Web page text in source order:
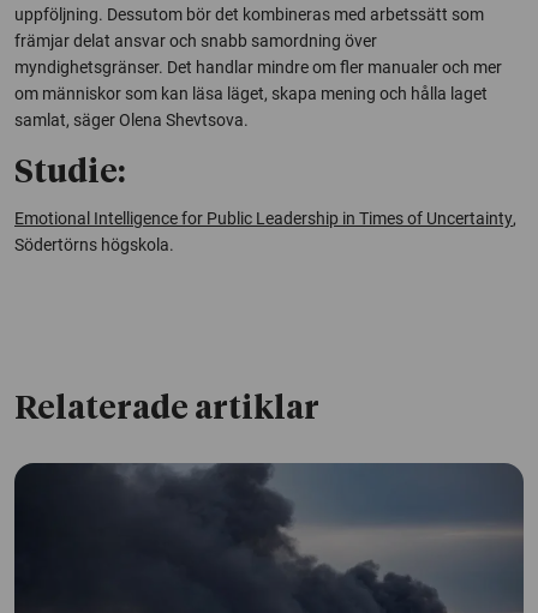
uppföljning. Dessutom bör det kombineras med arbetssätt som
främjar delat ansvar och snabb samordning över
myndighetsgränser. Det handlar mindre om fler manualer och mer
om människor som kan läsa läget, skapa mening och hålla laget
samlat, säger Olena Shevtsova.
Studie:
Emotional Intelligence for Public Leadership in Times of Uncertainty,
Södertörns högskola.
Relaterade artiklar